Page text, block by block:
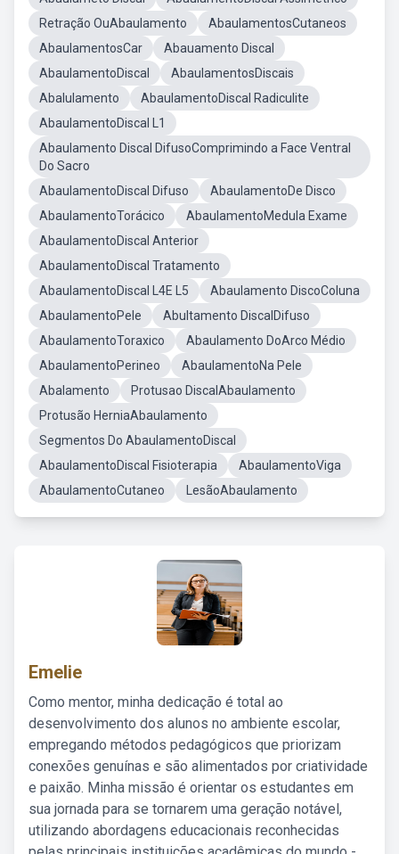
Retração OuAbaulamento
AbaulamentosCutaneos
AbaulamentosCar
Abauamento Discal
AbaulamentoDiscal
AbaulamentosDiscais
Abalulamento
AbaulamentoDiscal Radiculite
AbaulamentoDiscal L1
Abaulamento Discal DifusoComprimindo a Face Ventral
Do Sacro
AbaulamentoDiscal Difuso
AbaulamentoDe Disco
AbaulamentoTorácico
AbaulamentoMedula Exame
AbaulamentoDiscal Anterior
AbaulamentoDiscal Tratamento
AbaulamentoDiscal L4E L5
Abaulamento DiscoColuna
AbaulamentoPele
Abultamento DiscalDifuso
AbaulamentoToraxico
Abaulamento DoArco Médio
AbaulamentoPerineo
AbaulamentoNa Pele
Abalamento
Protusao DiscalAbaulamento
Protusão HerniaAbaulamento
Segmentos Do AbaulamentoDiscal
AbaulamentoDiscal Fisioterapia
AbaulamentoViga
AbaulamentoCutaneo
LesãoAbaulamento
Emelie
Como mentor, minha dedicação é total ao
desenvolvimento dos alunos no ambiente escolar,
empregando métodos pedagógicos que priorizam
conexões genuínas e são alimentados por criatividade
e paixão. Minha missão é orientar os estudantes em
sua jornada para se tornarem uma geração notável,
utilizando abordagens educacionais reconhecidas